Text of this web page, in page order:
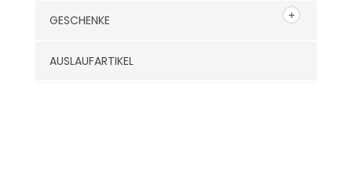
GESCHENKE
AUSLAUFARTIKEL